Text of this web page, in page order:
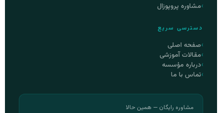
مشاوره پروپوزال
دسترسی سریع
صفحه اصلی
مقالات آموزشی
درباره مؤسسه
تماس با ما
مشاوره رایگان — همین حالا